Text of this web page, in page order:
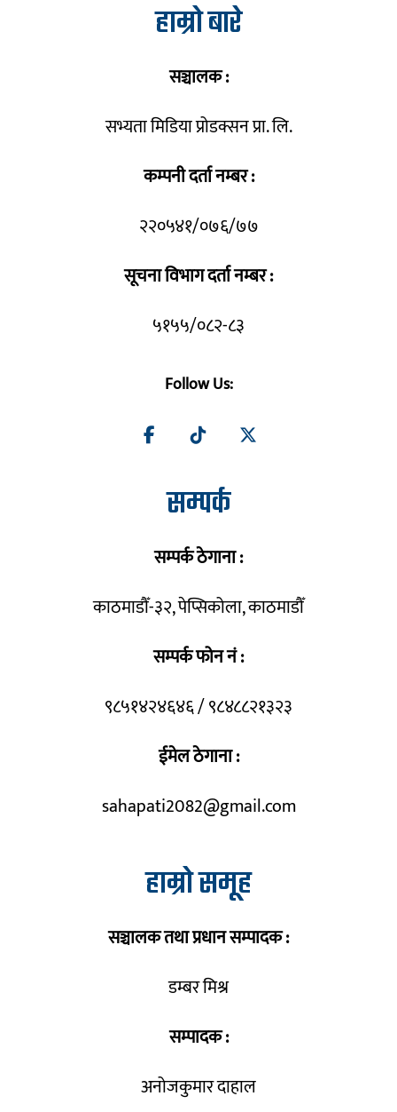
हाम्रो बारे
सञ्चालक :
सभ्यता मिडिया प्रोडक्सन प्रा. लि.
कम्पनी दर्ता नम्बर :
२२०५४१/०७६/७७
सूचना विभाग दर्ता नम्बर :
५१५५/०८२-८३
Follow Us:
सम्पर्क
सम्पर्क ठेगाना :
काठमाडौँ-३२, पेप्सिकोला, काठमाडौँ
सम्पर्क फोन नं :
९८५१४२४६४६ / ९८४८८२१३२३
ईमेल ठेगाना :
sahapati2082@gmail.com
हाम्रो समूह
सञ्चालक तथा प्रधान सम्पादक :
डम्बर मिश्र
सम्पादक :
अनोजकुमार दाहाल